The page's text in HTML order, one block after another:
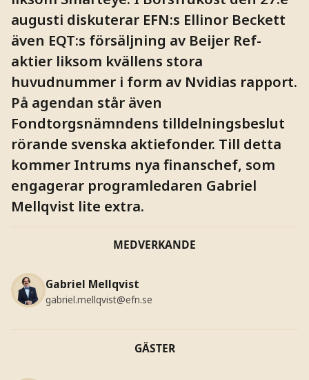
augusti diskuterar EFN:s Ellinor Beckett
även EQT:s försäljning av Beijer Ref-
aktier liksom kvällens stora
huvudnummer i form av Nvidias rapport.
På agendan står även
Fondtorgsnämndens tilldelningsbeslut
rörande svenska aktiefonder. Till detta
kommer Intrums nya finanschef, som
engagerar programledaren Gabriel
Mellqvist lite extra.
MEDVERKANDE
Gabriel Mellqvist
gabriel.mellqvist@efn.se
GÄSTER